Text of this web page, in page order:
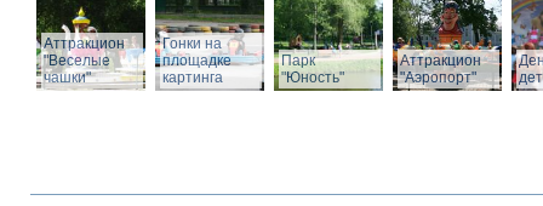
Аттракцион
"Веселые
чашки"
Гонки на
площадке
картинга
Парк
"Юность"
Аттракцион
"Аэропорт"